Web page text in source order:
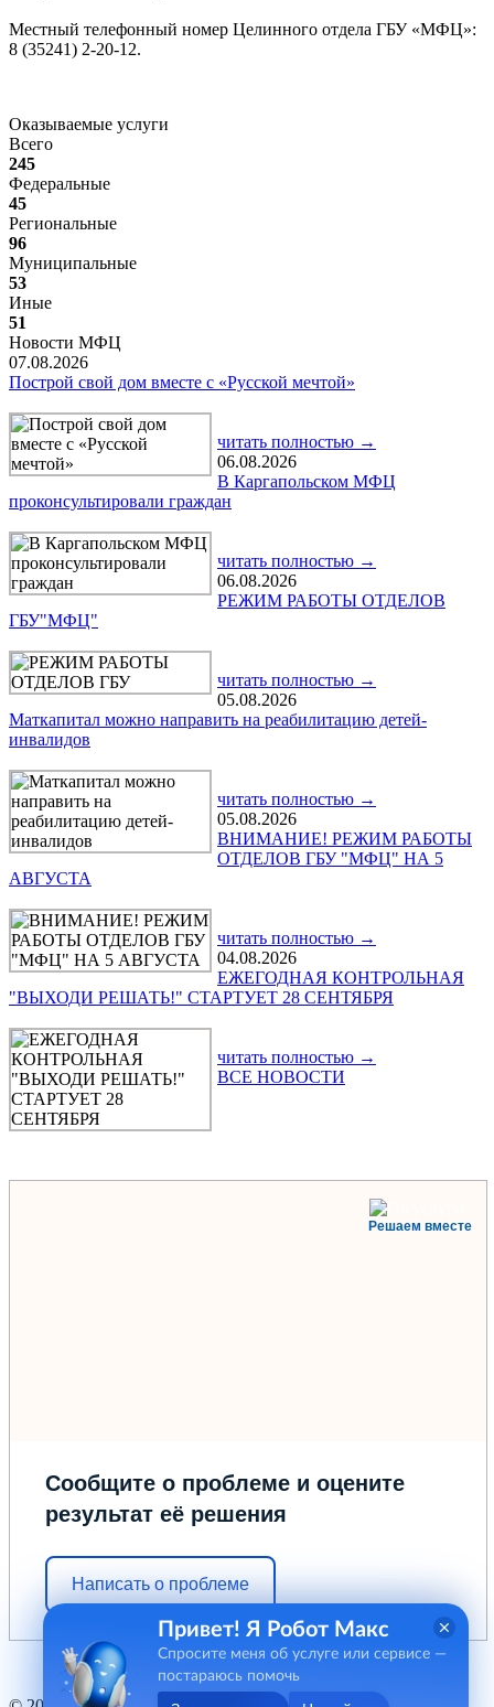
Местный телефонный номер Целинного отдела ГБУ «МФЦ»:
8 (35241) 2-20-12.
Оказываемые услуги
Всего
245
Федеральные
45
Региональные
96
Муниципальные
53
Иные
51
Новости МФЦ
07.08.2026
Построй свой дом вместе с «Русской мечтой»
читать полностью →
06.08.2026
В Каргапольском МФЦ
проконсультировали граждан
читать полностью →
06.08.2026
РЕЖИМ РАБОТЫ ОТДЕЛОВ
ГБУ"МФЦ"
читать полностью →
05.08.2026
Маткапитал можно направить на реабилитацию детей-
инвалидов
читать полностью →
05.08.2026
ВНИМАНИЕ! РЕЖИМ РАБОТЫ
ОТДЕЛОВ ГБУ "МФЦ" НА 5
АВГУСТА
читать полностью →
04.08.2026
ЕЖЕГОДНАЯ КОНТРОЛЬНАЯ
"ВЫХОДИ РЕШАТЬ!" СТАРТУЕТ 28 СЕНТЯБРЯ
читать полностью →
ВСЕ НОВОСТИ
Решаем вместе
Сообщите о проблеме и оцените
результат её решения
Написать о проблеме
Привет! Я Робот Макс
Спросите меня об услуге или сервисе —
постараюсь помочь